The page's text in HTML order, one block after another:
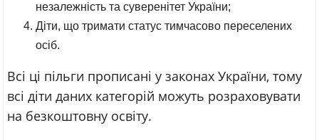
незалежність та суверенітет України;
Діти, що тримати статус тимчасово переселених
осіб.
Всі ці пільги прописані у законах України, тому
всі діти даних категорій можуть розраховувати
на безкоштовну освіту.